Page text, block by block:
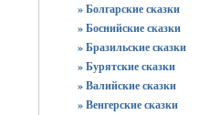
» Болгарские сказки
» Боснийские сказки
» Бразильские сказки
» Бурятские сказки
» Валийские сказки
» Венгерские сказки